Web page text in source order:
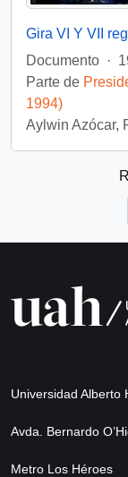
Gira VI Y VII
Documento ·
Parte de
1994)
Aylwin Azócar,
Universidad Alberto
Avda. Bernardo
Metro Los Héroes